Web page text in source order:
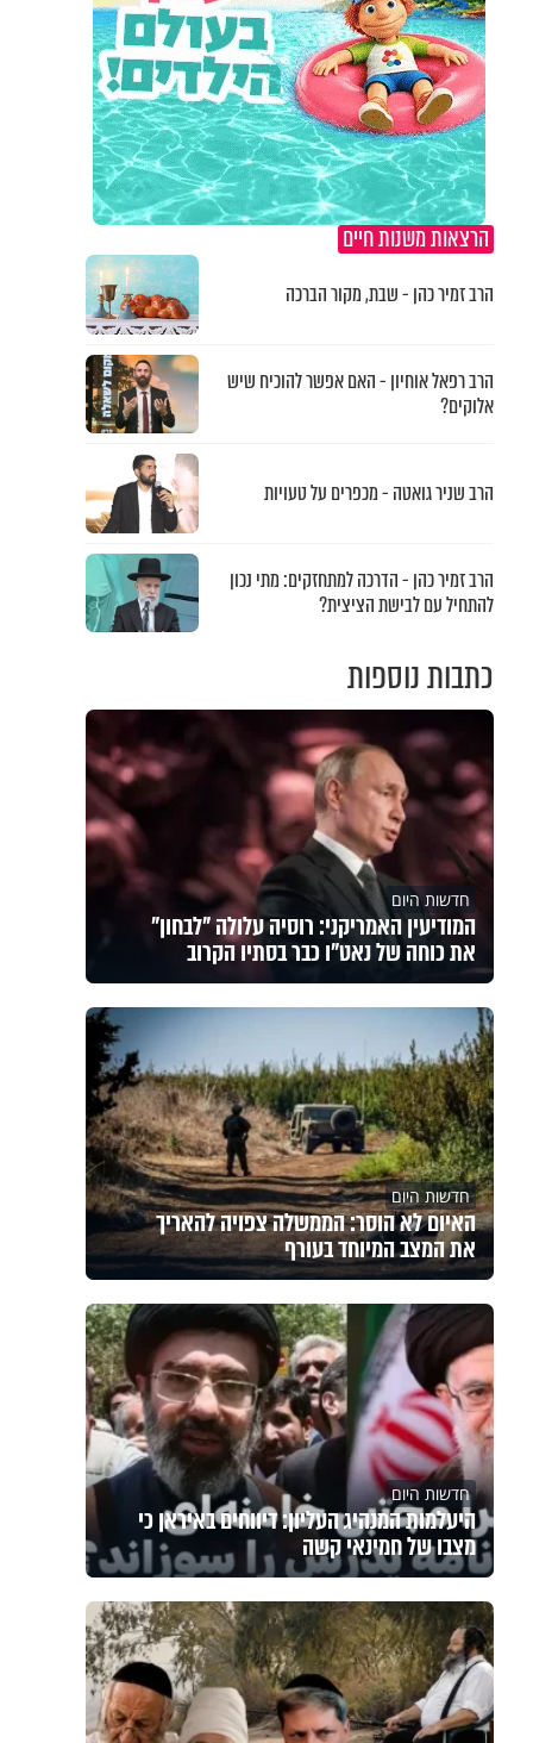
הרצאות משנות חיים
הרב זמיר כהן - שבת, מקור הברכה
הרב רפאל אוחיון - האם אפשר להוכיח שיש
אלוקים?
הרב שניר גואטה - מכפרים על טעויות
הרב זמיר כהן - הדרכה למתחזקים: מתי נכון
להתחיל עם לבישת הציצית?
כתבות נוספות
חדשות היום
המודיעין האמריקני: רוסיה עלולה "לבחון"
את כוחה של נאט"ו כבר בסתיו הקרוב
חדשות היום
האיום לא הוסר: הממשלה צפויה להאריך
את המצב המיוחד בעורף
חדשות היום
היעלמות המנהיג העליון: דיווחים באיראן כי
מצבו של חמינאי קשה